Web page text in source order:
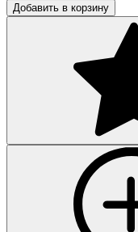
Добавить в корзину